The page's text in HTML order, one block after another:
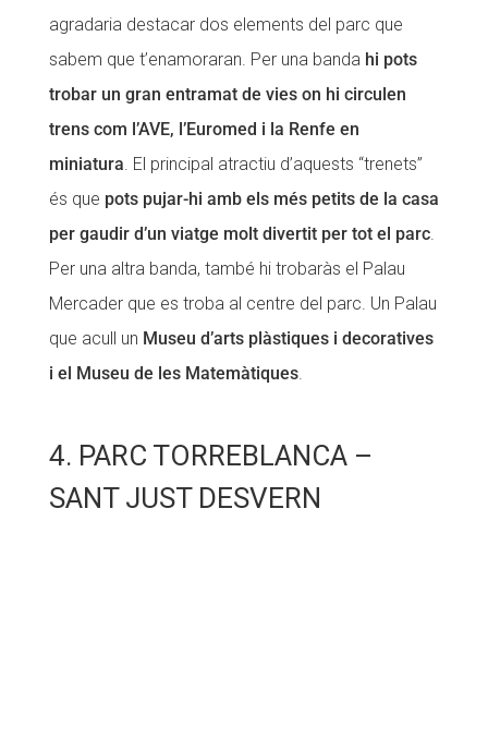
agradaria destacar dos elements del parc que
sabem que t’enamoraran. Per una banda hi pots
trobar un gran entramat de vies on hi circulen
trens com l’AVE, l’Euromed i la Renfe en
miniatura. El principal atractiu d’aquests “trenets”
és que pots pujar-hi amb els més petits de la casa
per gaudir d’un viatge molt divertit per tot el parc.
Per una altra banda, també hi trobaràs el Palau
Mercader que es troba al centre del parc. Un Palau
que acull un Museu d’arts plàstiques i decoratives
i el Museu de les Matemàtiques.
4. PARC TORREBLANCA –
SANT JUST DESVERN